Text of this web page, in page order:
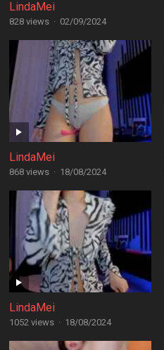
LindaMei
828 views · 02/09/2024
LindaMei
868 views · 18/08/2024
LindaMei
1052 views · 18/08/2024